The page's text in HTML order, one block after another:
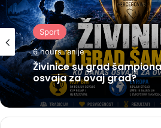
Sport
6 hours ranije
Živinice su grad
osvaja za ovaj grad?